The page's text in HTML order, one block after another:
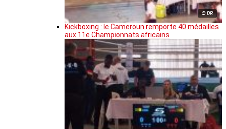
© DR
Kickboxing : le Cameroun remporte 40 médailles
aux 11e Championnats africains